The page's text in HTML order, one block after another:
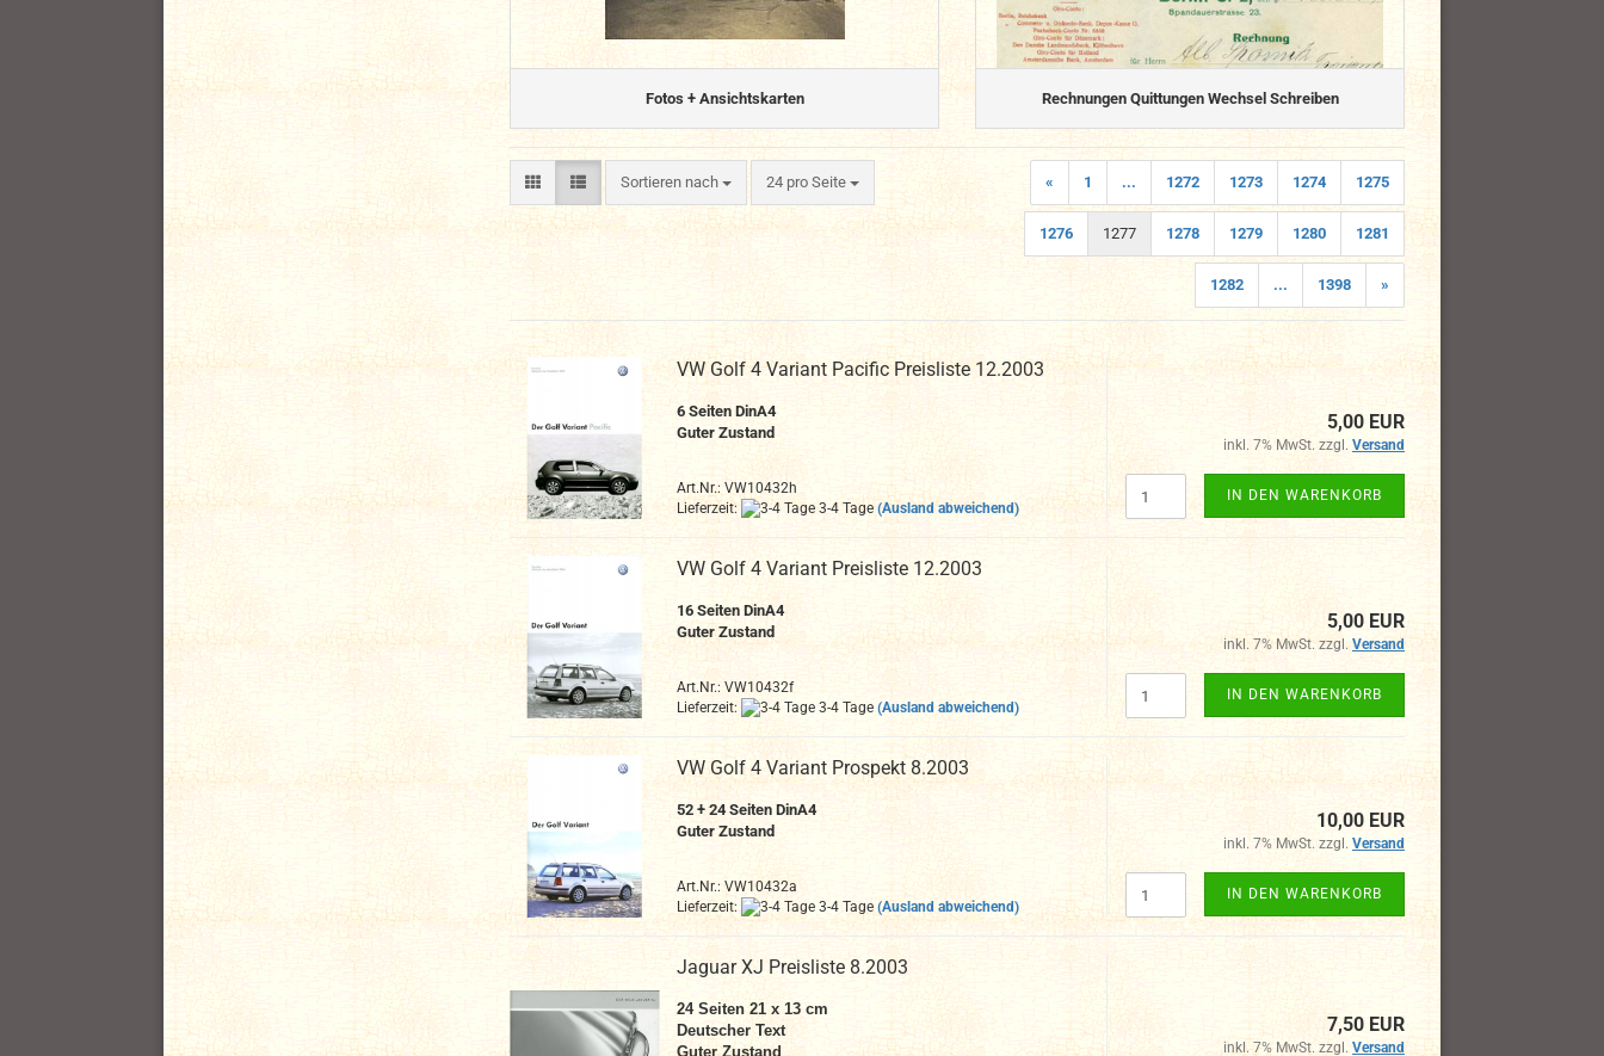
Fotos + Ansichtskarten Rechnungen Quittungen Wechsel Schreiben
Sortieren nach
Sortieren nach 24 pro Seite
pro Seite « 1 ... 1272 1273 1274 1275
1276 1277 1278 1279 1280 1281
1282 ... 1398 »
VW Golf 4 Variant Pacific Preisliste 12.2003
6 Seiten DinA4
Guter Zustand
Art.Nr.: VW10432h
Lieferzeit:
3-4 Tage (Ausland abweichend)
5,00 EUR
inkl. 7% MwSt. zzgl. Versand
IN DEN WARENKORB
VW Golf 4 Variant Preisliste 12.2003
16 Seiten DinA4
Guter Zustand
Art.Nr.: VW10432f
Lieferzeit:
3-4 Tage (Ausland abweichend)
5,00 EUR
inkl. 7% MwSt. zzgl. Versand
IN DEN WARENKORB
VW Golf 4 Variant Prospekt 8.2003
52 + 24 Seiten DinA4
Guter Zustand
Art.Nr.: VW10432a
Lieferzeit:
3-4 Tage (Ausland abweichend)
10,00 EUR
inkl. 7% MwSt. zzgl. Versand
IN DEN WARENKORB
Jaguar XJ Preisliste 8.2003
24 Seiten 21 x 13 cm
Deutscher Text
Guter Zustand
7,50 EUR
inkl. 7% MwSt. zzgl. Versand